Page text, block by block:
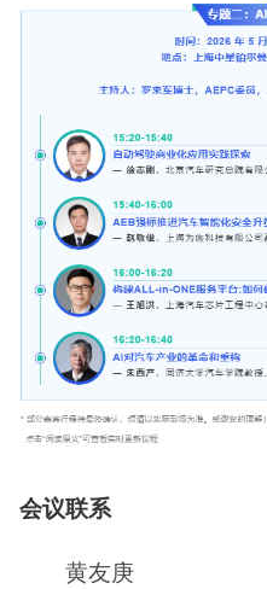
会议联系
黄友庚